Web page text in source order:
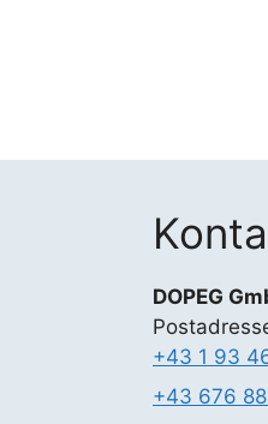
DOPEG
+43 1 93
+43 676